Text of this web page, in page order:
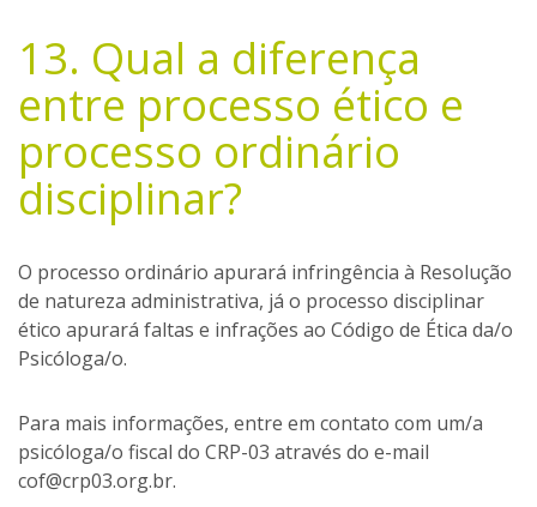
13. Qual a diferença
entre processo ético e
processo ordinário
disciplinar?
O processo ordinário apurará infringência à Resolução
de natureza administrativa, já o processo disciplinar
ético apurará faltas e infrações ao Código de Ética da/o
Psicóloga/o.
Para mais informações, entre em contato com um/a
psicóloga/o fiscal do CRP-03 através do e-mail
cof@crp03.org.br.